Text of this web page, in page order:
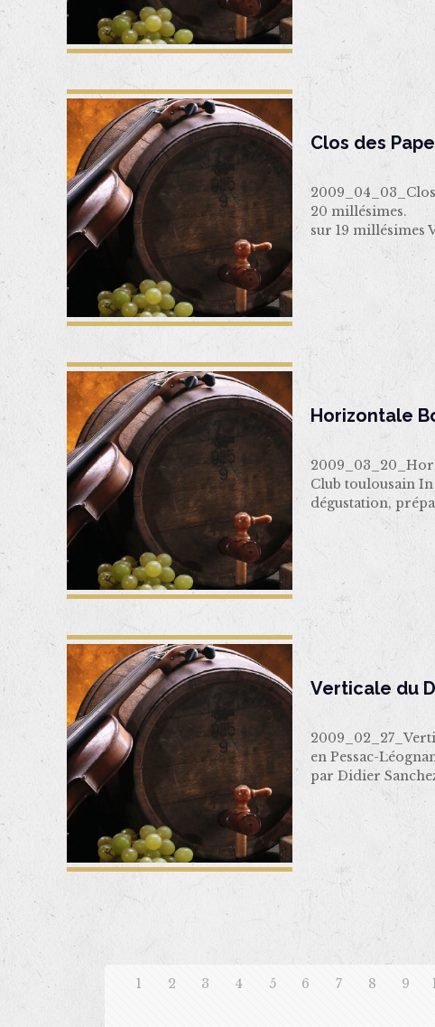
Clos des
20 millésimes.
sur 19 millésimes
Horizontale
Club toulousain
dégustation,
Verticale du
en Pessac-
par Didier
1 2 3 4 5 6 7 8 9